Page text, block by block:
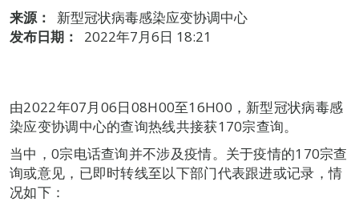
来源：
新型冠状病毒感染应变协调中心
发布日期：
2022年7月6日 18:21
由2022年07月06日08H00至16H00，新型冠状病毒感
染应变协调中心的查询热线共接获170宗查询。
当中，0宗电话查询并不涉及疫情。关于疫情的170宗查
询或意见，已即时转线至以下部门代表跟进或记录，情
况如下：